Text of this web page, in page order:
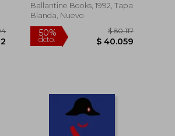
Ballantine Books, 1992, Tapa
Blanda, Nuevo